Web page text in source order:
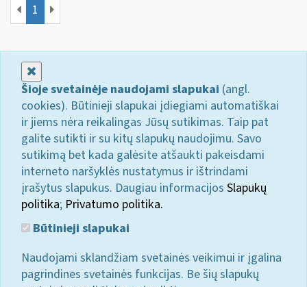
1
Šioje svetainėje naudojami slapukai (angl.
cookies). Būtinieji slapukai įdiegiami automatiškai
ir jiems nėra reikalingas Jūsų sutikimas. Taip pat
galite sutikti ir su kitų slapukų naudojimu. Savo
sutikimą bet kada galėsite atšaukti pakeisdami
interneto naršyklės nustatymus ir ištrindami
įrašytus slapukus. Daugiau informacijos Slapukų
politika; Privatumo politika.
Būtinieji slapukai
Naudojami sklandžiam svetainės veikimui ir įgalina
pagrindines svetainės funkcijas. Be šių slapukų